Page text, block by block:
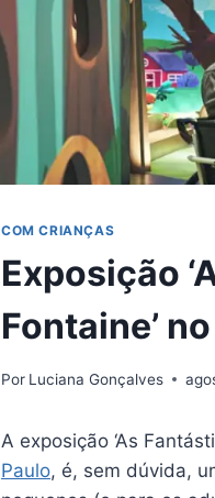
COM CRIANÇAS
Exposição
Fontaine’
Por Luciana Gonçalves
A exposição ‘As
Paulo, é, sem dúvida,